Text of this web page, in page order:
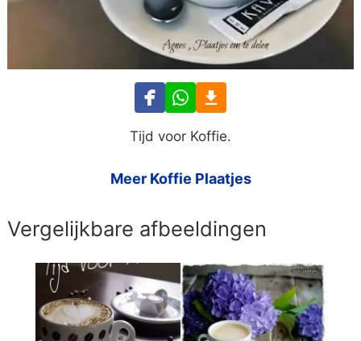
Tijd voor Koffie.
Meer Koffie Plaatjes
Vergelijkbare afbeeldingen